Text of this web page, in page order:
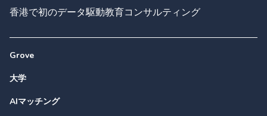
香港で初のデータ駆動教育コンサルティング
Grove
大学
AIマッチング